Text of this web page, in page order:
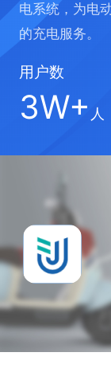
电系统，为电
的充电服务。
用户数
3W+ 人